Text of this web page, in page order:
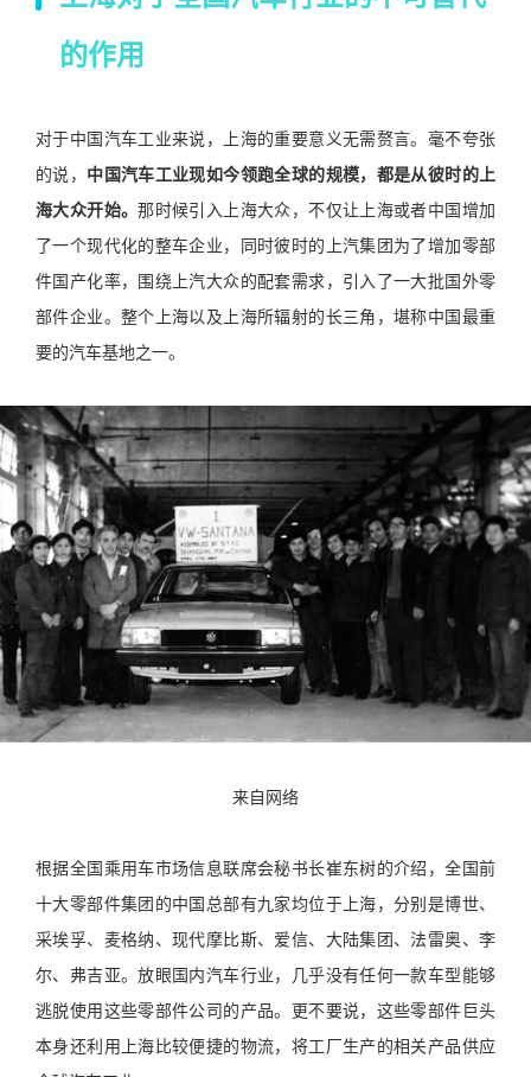
的作用
对于中国汽车工业来说，上海的重要意义无需赘言。毫不夸张
的说， 中国汽车工业现如今领跑全球的规模，都是从彼时的上
海大众开始。那时候引入上海大众，不仅让上海或者中国增加
了一个现代化的整车企业，同时彼时的上汽集团为了增加零部
件国产化率，围绕上汽大众的配套需求，引入了一大批国外零
部件企业。整个上海以及上海所辐射的长三角，堪称中国最重
要的汽车基地之一。
来自网络
根据全国乘用车市场信息联席会秘书长崔东树的介绍，全国前
十大零部件集团的中国总部有九家均位于上海，分别是博世、
采埃孚、麦格纳、现代摩比斯、爱信、大陆集团、法雷奥、李
尔、弗吉亚。放眼国内汽车行业，几乎没有任何一款车型能够
逃脱使用这些零部件公司的产品。更不要说，这些零部件巨头
本身还利用上海比较便捷的物流，将工厂生产的相关产品供应